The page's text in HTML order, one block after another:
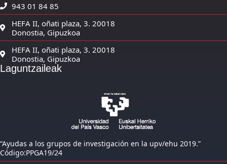
943 01 84 85
HEFA II, oñati plaza, 3. 20018
Donostia, Gipuzkoa
HEFA II, oñati plaza, 3. 20018
Donostia, Gipuzkoa
Laguntzaileak
“Ayudas a los grupos de investigación en la upv/ehu 2019.”
Código:PPGA19/24